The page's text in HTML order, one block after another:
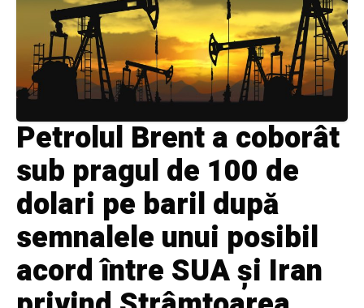
Petrolul Brent a coborât
sub pragul de 100 de
dolari pe baril după
semnalele unui posibil
acord între SUA și Iran